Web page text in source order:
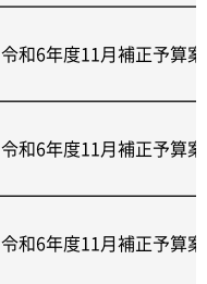
令和6年度11月補正予算
令和6年度11月補正予算
令和6年度11月補正予算